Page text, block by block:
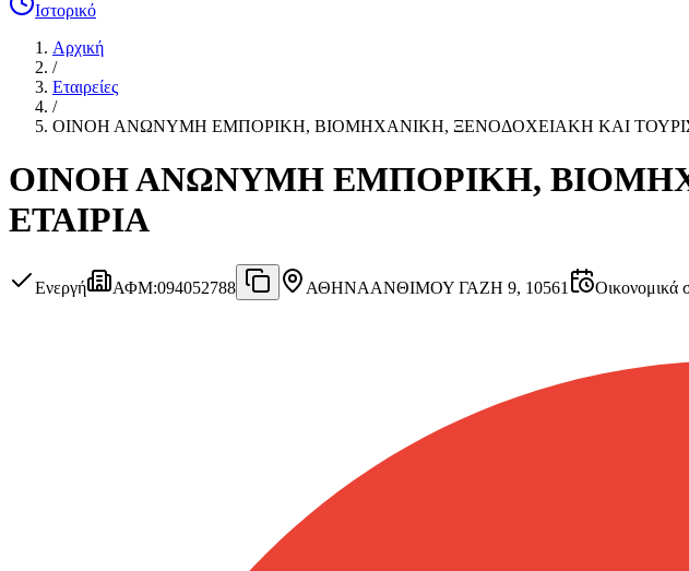
Ιστορικό
Αρχική
/
Εταιρείες
/
ΟΙΝΟΗ ΑΝΩΝΥΜΗ ΕΜΠΟΡΙΚΗ, ΒΙΟΜΗΧΑΝΙΚΗ, ΞΕΝΟΔΟΧΕΙΑΚΗ ΚΑΙ
ΟΙΝΟΗ ΑΝΩΝΥΜΗ ΕΜΠΟΡΙΚΗ,
ΕΤΑΙΡΙΑ
Ενεργή ΑΦΜ:094052788 ΑΘΗΝΑΑΝΘΙΜΟΥ ΓΑΖΗ 9, 10561 Οικονομικά